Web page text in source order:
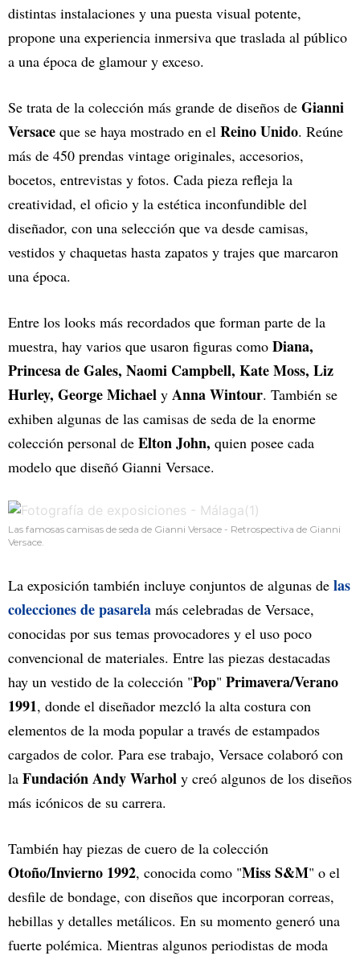
distintas instalaciones y una puesta visual potente,
propone una experiencia inmersiva que traslada al público
a una época de glamour y exceso.
Se trata de la colección más grande de diseños de Gianni
Versace que se haya mostrado en el Reino Unido. Reúne
más de 450 prendas vintage originales, accesorios,
bocetos, entrevistas y fotos. Cada pieza refleja la
creatividad, el oficio y la estética inconfundible del
diseñador, con una selección que va desde camisas,
vestidos y chaquetas hasta zapatos y trajes que marcaron
una época.
Entre los looks más recordados que forman parte de la
muestra, hay varios que usaron figuras como Diana,
Princesa de Gales, Naomi Campbell, Kate Moss, Liz
Hurley, George Michael y Anna Wintour. También se
exhiben algunas de las camisas de seda de la enorme
colección personal de Elton John, quien posee cada
modelo que diseñó Gianni Versace.
Las famosas camisas de seda de Gianni Versace - Retrospectiva de Gianni
Versace.
La exposición también incluye conjuntos de algunas de las
colecciones de pasarela más celebradas de Versace,
conocidas por sus temas provocadores y el uso poco
convencional de materiales. Entre las piezas destacadas
hay un vestido de la colección "Pop" Primavera/Verano
1991, donde el diseñador mezcló la alta costura con
elementos de la moda popular a través de estampados
cargados de color. Para ese trabajo, Versace colaboró con
la Fundación Andy Warhol y creó algunos de los diseños
más icónicos de su carrera.
También hay piezas de cuero de la colección
Otoño/Invierno 1992, conocida como "Miss S&M" o el
desfile de bondage, con diseños que incorporan correas,
hebillas y detalles metálicos. En su momento generó una
fuerte polémica. Mientras algunos periodistas de moda